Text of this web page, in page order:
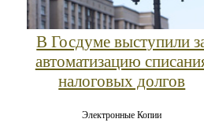
В Госдуме выступили
автоматизацию
налоговых долгов
Электронные Копии